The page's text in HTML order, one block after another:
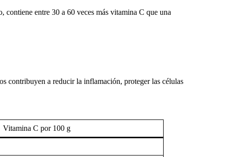
contiene entre 30 a 60 veces más vitamina C que una
contribuyen a reducir la inflamación, proteger las células
Vitamina C por 100 g